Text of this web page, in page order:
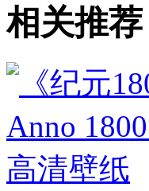
相关推荐